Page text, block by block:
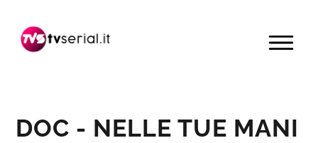
navigazione
contenuto
barra
MENU
DOC - NELLE TUE MANI